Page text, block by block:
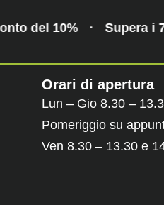
del 10% · Supera i
Orari di apertura
Lun – Gio 8.30 –
Pomeriggio su
Ven 8.30 – 13.30 e